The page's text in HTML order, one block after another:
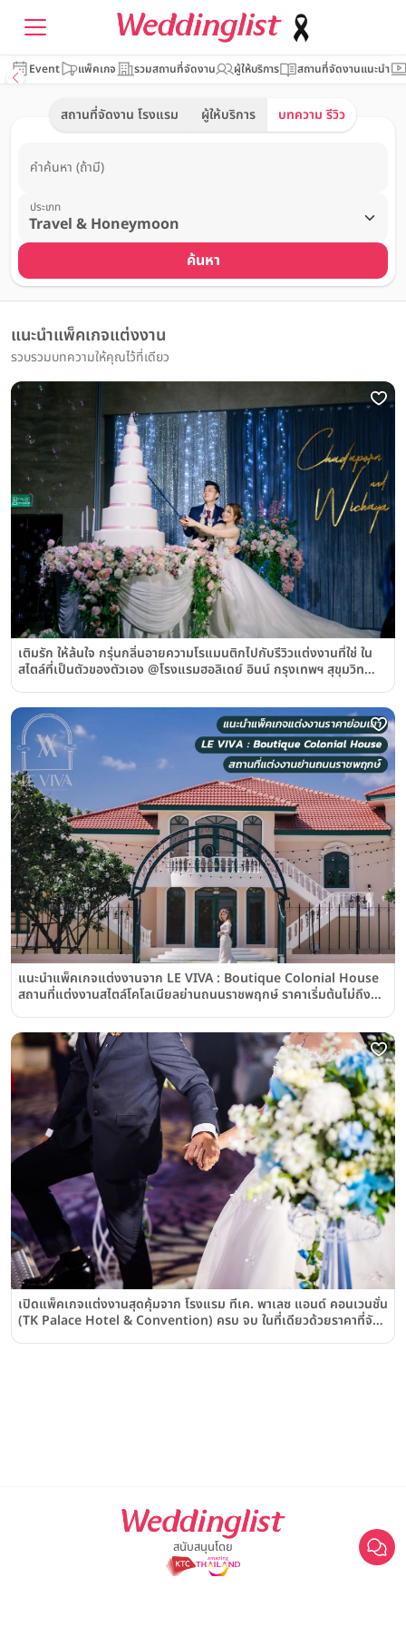
Event แพ็คเกจ รวมสถานที่จัดงาน ผู้ให้บริการ สถานที่จัดงานแนะนำ
สถานที่จัดงาน โรงแรม ผู้ให้บริการ บทความ รีวิว
คำค้นหา (ถ้ามี)
ประเภท
ค้นหา
แนะนำแพ็คเกจแต่งงาน
รวบรวมบทความให้คุณไว้ที่เดียว
เติมรัก ให้ล้นใจ กรุ่นกลิ่นอายความโรแมนติกไปกับรีวิวแต่งงานที่ใช่ ใน
สไตล์ที่เป็นตัวของตัวเอง @โรงแรมฮอลิเดย์ อินน์ กรุงเทพฯ สุขุมวิท
แนะนำแพ็คเกจแต่งงานจาก LE VIVA : Boutique Colonial House
สถานที่แต่งงานสไตล์โคโลเนียลย่านถนนราชพฤกษ์ ราคาเริ่มต้นไม่ถึง
เปิดแพ็คเกจแต่งงานสุดคุ้มจาก โรงแรม ทีเค. พาเลซ แอนด์ คอนเวนชั่น
(TK Palace Hotel & Convention) ครบ จบ ในที่เดียวด้วยราคาที่จับ
สนับสนุนโดย